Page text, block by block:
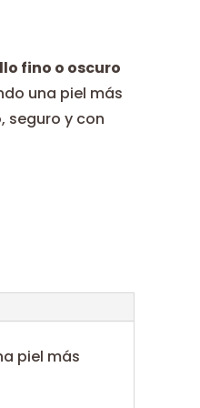
fino o oscuro
una piel más
seguro y con
piel más